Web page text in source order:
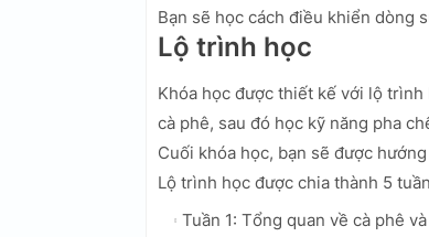
Bạn sẽ học cách điều khiển dòng
Lộ trình học
Khóa học được thiết kế với lộ
cà phê, sau đó học kỹ năng pha
Cuối khóa học, bạn sẽ được
Lộ trình học được chia thành 5
Tuần 1: Tổng quan về cà phê